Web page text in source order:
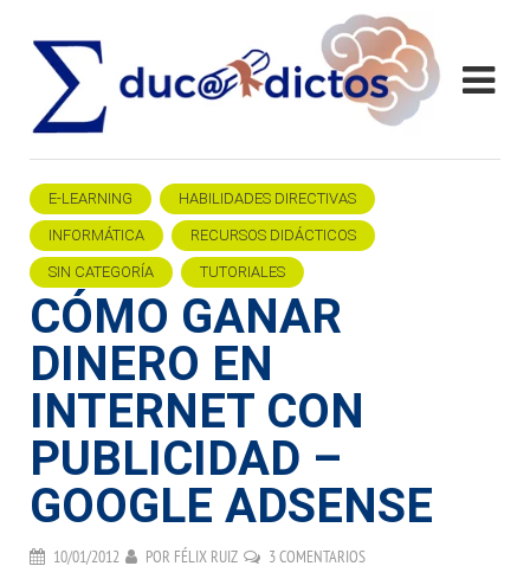
E-LEARNING HABILIDADES DIRECTIVAS
INFORMÁTICA RECURSOS DIDÁCTICOS
SIN CATEGORÍA TUTORIALES
CÓMO GANAR
DINERO EN
INTERNET CON
PUBLICIDAD –
GOOGLE ADSENSE
10/01/2012 POR FÉLIX RUIZ 3 COMENTARIOS